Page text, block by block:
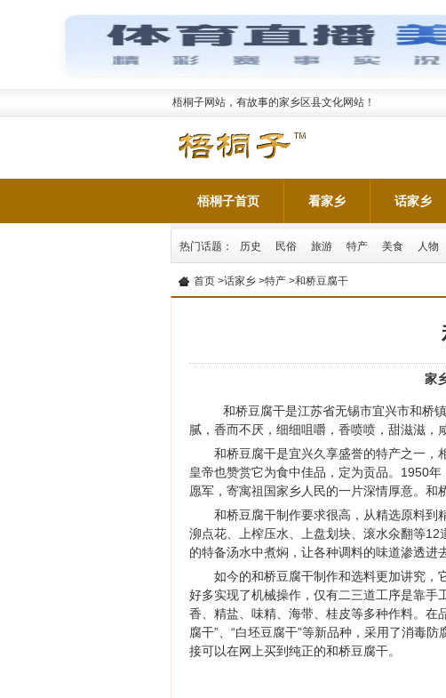
梧桐子网站，有故事的家乡区县文化网站！
梧桐子首页 看家乡 话家乡
热门话题： 历史 民俗 旅游 特产 美食 人物
首页 >话家乡 >特产 >和桥豆腐干
家
和桥豆腐干是江苏省无锡市宜兴市和桥
腻，香而不厌，细细咀嚼，香喷喷，甜滋滋，
和桥豆腐干是宜兴久享盛誉的特产之一，
皇帝也赞赏它为食中佳品，定为贡品。1950
愿军，寄寓祖国家乡人民的一片深情厚意。和
和桥豆腐干制作要求很高，从精选原料到
泖点花、上榨压水、上盘划块、滚水氽翻等
的特备汤水中煮焖，让各种调料的味道渗透进
如今的和桥豆腐干制作和选料更加讲究，
好多实现了机械操作，仅有二三道工序是靠
香、精盐、味精、海带、桂皮等多种作料。在
腐干”、“白坯豆腐干”等新品种，采用了消毒
接可以在网上买到纯正的和桥豆腐干。